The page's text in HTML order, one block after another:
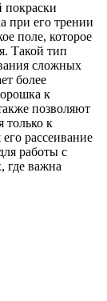
покраски
при его трении
поле, которое
Такой тип
сложных
более
к
позволяют
только к
рассеивание
работы с
где важна